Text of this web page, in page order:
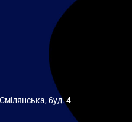
буд. 4